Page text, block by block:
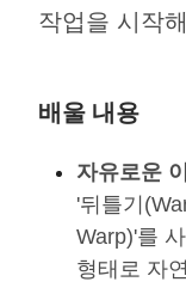
작업을 시작
배울 내용
자유로운
'뒤틀기
Warp)'를
형태로 자